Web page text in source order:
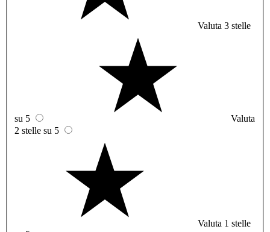
Valuta 3 stelle
su 5
Valuta
2 stelle su 5
Valuta 1 stelle